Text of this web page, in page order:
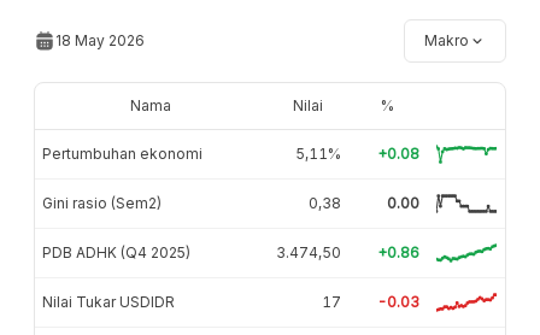
18 May 2026 Makro
Nama Nilai %
Pertumbuhan ekonomi 5,11% +0.08
Gini rasio (Sem2) 0,38 0.00
PDB ADHK (Q4 2025) 3.474,50 +0.86
Nilai Tukar USDIDR 17 -0.03